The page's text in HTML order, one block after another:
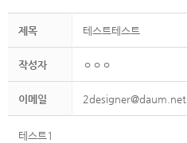
제목 테스트테스트
작성자 ㅇㅇㅇ
이메일 2designer@daum.net
테스트1